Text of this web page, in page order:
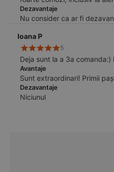
Dezavantaje
Nu consider ca ar fi
Ioana P
5
Avantaje
Sunt extraordinari! Primii
Dezavantaje
Niciunul